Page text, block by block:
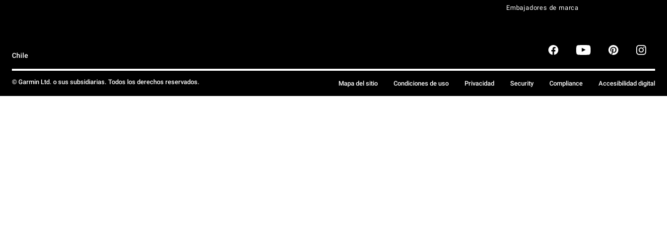
Embajadores de marca
Chile
© Garmin Ltd. o sus subsidiarias. Todos los derechos reservados. Mapa del sitio Condiciones de uso Privacidad Security Compliance Accesibilidad digital